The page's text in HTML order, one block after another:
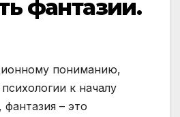
фантазии.
пониманию,
к началу
фантазия – это